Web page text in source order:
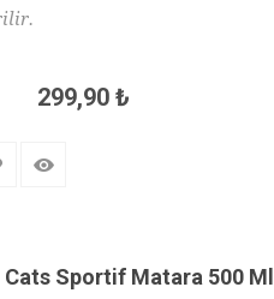
299,90 ₺
Sportif Matara 500 Ml